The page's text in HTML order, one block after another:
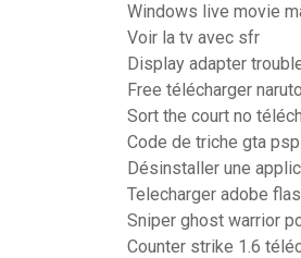
Windows live movie
Voir la tv avec sfr
Display adapter
Free télécharger
Sort the court no
Code de triche gta
Désinstaller une
Telecharger adobe
Sniper ghost warrior
Counter strike 1.6